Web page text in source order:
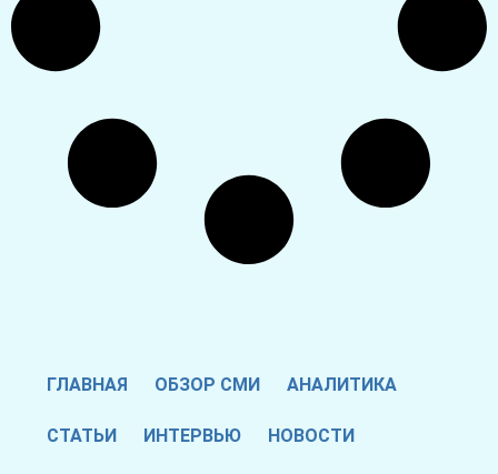
ГЛАВНАЯ ОБЗОР СМИ АНАЛИТИКА
СТАТЬИ ИНТЕРВЬЮ НОВОСТИ